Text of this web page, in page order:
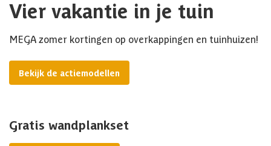
Vier vakantie in je tuin
MEGA zomer kortingen op overkappingen en tuinhuizen!
Bekijk de actiemodellen
Gratis wandplankset